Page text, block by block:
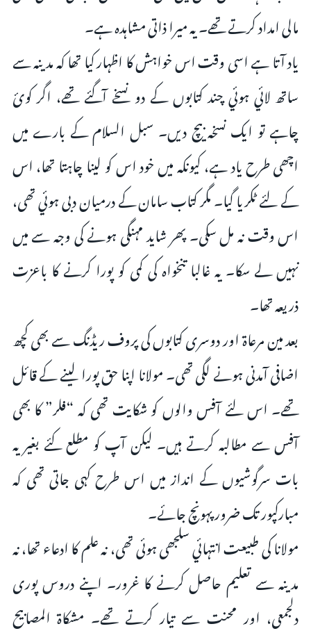
مالی امداد کرتے تھے۔ یہ میرا ذاتی مشاہدہ ہے۔
یاد آتا ہے اسی وقت اس خواہش کا اظہار کیا تھا کہ مدینہ سے
ساتھ لائي ہوئي چند کتابوں کے دو نسخے آگئے تھے، اگر کوئ
چاہے تو ایک نسخہ بیچ دیں۔ سبل السلام کے بارے میں
اچھی طرح یاد ہے، کیونکہ میں خود اس کو لینا چاہتا تھا، اس
کے لئے ٹکریا گیا۔ مگر کتاب سامان کے درمیان دبی ہوئي تھی،
اس وقت نہ مل سکی۔ پھر شاید مہنگی ہونے کی وجہ سے میں
نہیں لے سکا۔ یہ غالبا تنخواہ کی کمی کو پورا کرنے کا باعزت
ذریعہ تھا۔
بعد مین مرعاة اور دوسری کتابوں کی پروف ریڈنگ سے بھی کچھ
اضافی آمدنی ہونے لگی تھی۔ مولانا اپنا حق پورا لینے کے قائل
تھے۔ اس لئے آفس والوں کو شکایت تھی کہ “فلر” کا بھی
آفس سے مطالبہ کرتے ہیں۔ لیکن آپ کو مطلع کئے بغیر یہ
بات سرگوشیوں کے انداز میں اس طرح کہی جاتی تھی کہ
مبارکپور تک ضرور پہونچ جائے۔
مولانا کی طبیعت انتہائي سلجھی ہوئی تھی، نہ علم کا ادعاء تھا، نہ
مدینہ سے تعلیم حاصل کرنے کا غرور۔ اپنے دروس پوری
دلجمعی، اور محنت سے تیار کرتے تھے۔ مشکاة المصابیح